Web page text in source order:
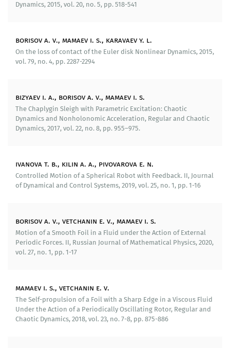
стать основой для роботов, функционирующих в
экстремальных условиях.
В 2021 году лаборатория вошла в РНОМЦ Уральский
математический центр, созданный на базе трех
организаций: ИММ им. Н.Н. Красовского УрО РАН,
Образование и переподготовка кадров:
Регулярно ведутся учебные занятия для студентов
динамических систем, механике систем со связями,
динамическому хаосу. Регулярно модернизируются
специальные дисциплины, читаемые старшим курсам
физико-математических специальностей. По всем
пособия. Систематически проводятся семинары для
аспирантов и молодых ученых по тематике текущих
исследований с участием ведущих ученых.
Сотрудники лаборатории принимают участие в
Dynamics, 2015, vol. 20, no. 5, pp. 518-541
borisov a. v., mamaev i. s., karavaev y. l.
On the loss of contact of the Euler disk Nonlinear Dynamics, 2015,
vol. 79, no. 4, pp. 2287-2294
bizyaev i. a., borisov a. v., mamaev i. s.
The Chaplygin Sleigh with Parametric Excitation: Chaotic
Dynamics and Nonholonomic Acceleration, Regular and Chaotic
Dynamics, 2017, vol. 22, no. 8, pp. 955–975.
ivanova t. b., kilin a. a., pivovarova e. n.
Controlled Motion of a Spherical Robot with Feedback. II, Journal
of Dynamical and Control Systems, 2019, vol. 25, no. 1, pp. 1-16
borisov a. v., vetchanin e. v., mamaev i. s.
Motion of a Smooth Foil in a Fluid under the Action of External
Periodic Forces. II, Russian Journal of Mathematical Physics, 2020,
vol. 27, no. 1, pp. 1-17
mamaev i. s., vetchanin e. v.
The Self-propulsion of a Foil with a Sharp Edge in a Viscous Fluid
Under the Action of a Periodically Oscillating Rotor, Regular and
Chaotic Dynamics, 2018, vol. 23, no. 7-8, pp. 875-886